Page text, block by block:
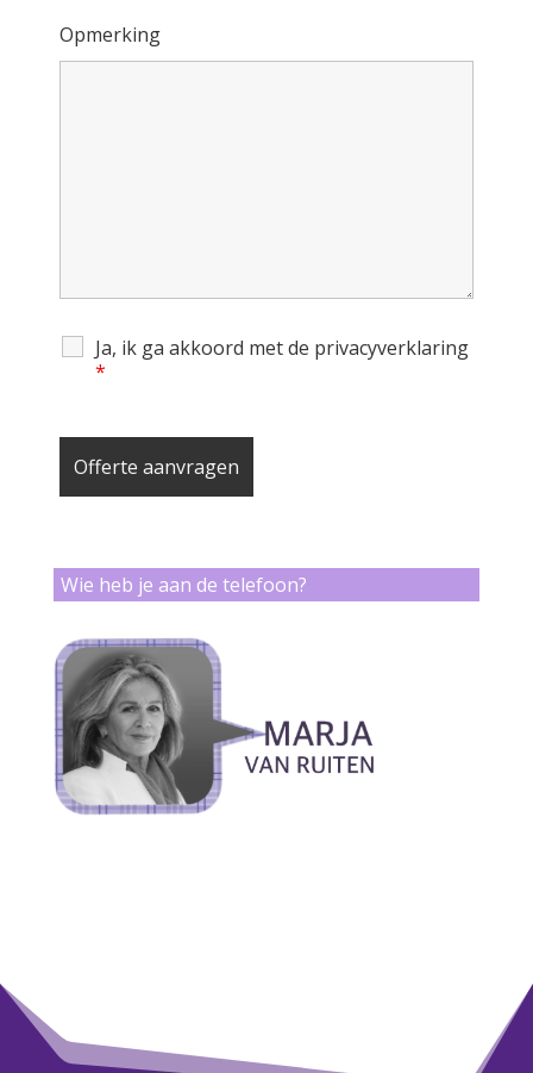
Opmerking
Ja, ik ga akkoord met de privacyverklaring
*
Wie heb je aan de telefoon?